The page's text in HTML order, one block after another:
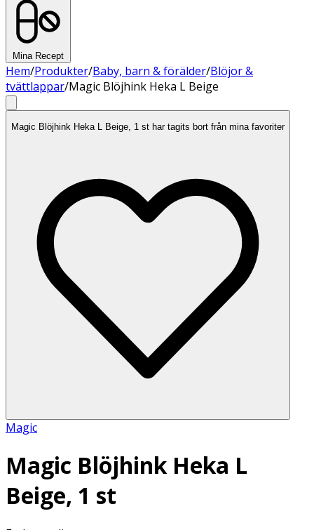
Mina Recept
Hem/Produkter/Baby, barn & förälder/Blöjor &
tvättlappar/Magic Blöjhink Heka L Beige
Magic Blöjhink Heka L Beige, 1 st har tagits bort från mina favoriter
Magic
Magic Blöjhink Heka L
Beige, 1 st